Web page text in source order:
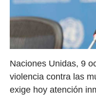
Naciones Unidas, 9
violencia contra las
exige hoy atención